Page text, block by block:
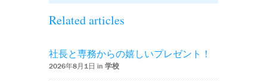
Related articles
社長と専務からの嬉しいプレゼント！
2026年8月1日 in 学校